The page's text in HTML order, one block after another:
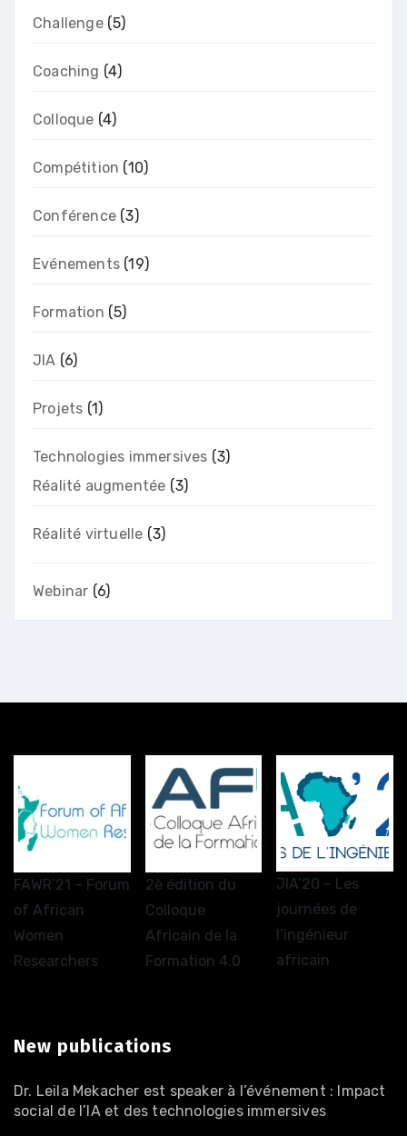
Challenge(5)
Coaching (4)
Colloque (4)
Compétition (10)
Conférence (3)
Evénements (19)
Formation (5)
JIA (6)
Projets (1)
Technologies immersives (3)
Réalité augmentée (3)
Réalité virtuelle (3)
Webinar (6)
FAWR’21 – Forum
of African
Women
Researchers
2è édition du
Colloque
Africain de la
Formation 4.0
JIA’20 – Les
journées de
l’ingénieur
africain
New publications
Dr. Leila Mekacher est speaker à l’événement : Impact
social de l’IA et des technologies immersives